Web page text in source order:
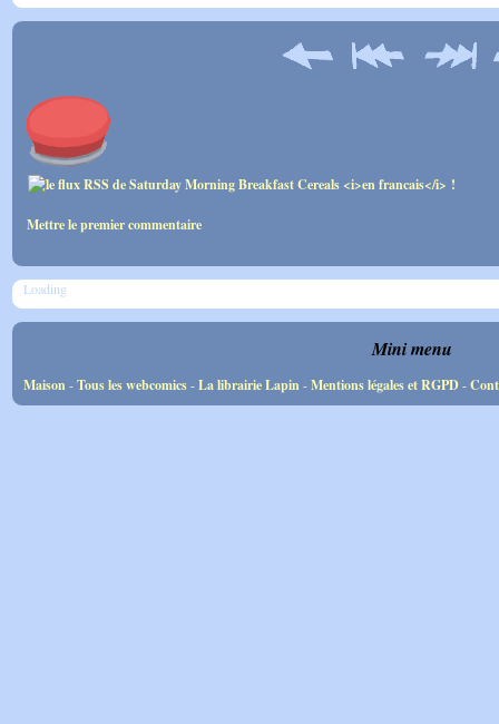
Mettre le premier commentaire
Loading
Mini menu
Maison-Tous les webcomics-La librairie Lapin-Mentions légales et RGPD-